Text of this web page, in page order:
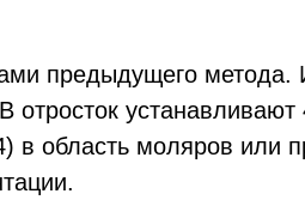
предыдущего метода.
отросток
в область моляров или